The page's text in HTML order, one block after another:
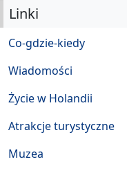
Linki
Co-gdzie-kiedy
Wiadomości
Życie w Holandii
Atrakcje turystyczne
Muzea